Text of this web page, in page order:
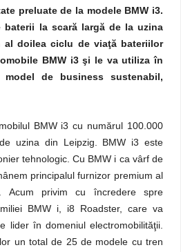
preluate de la modele BMW i3.
baterii la scară largă de la uzina
doilea ciclu de viaţă bateriilor
BMW i3 şi le va utiliza în
de business sustenabil,
BMW i3 cu numărul 100.000
uzina din Leipzig. BMW i3 este
tehnologic. Cu BMW i ca vârf de
principalul furnizor premium al
Acum privim cu încredere spre
BMW i, i8 Roadster, care va
lider în domeniul electromobilităţii.
un total de 25 de modele cu tren